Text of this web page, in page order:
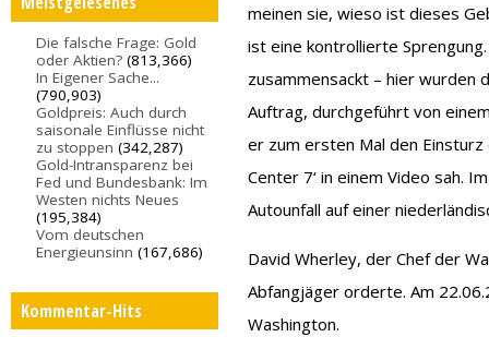
Die falsche Frage: Gold
oder Aktien? (813,366)
In Eigener Sache...
(790,903)
Goldpreis: Auch durch
saisonale Einflüsse nicht
zu stoppen (342,287)
Gold-Intransparenz bei
Fed und Bundesbank: Im
Westen nichts Neues
(195,384)
Vom deutschen
Energieunsinn (167,686)
Kommentar-Hits
meinen sie, wieso ist dieses
ist eine kontrollierte
zusammensackt – hier wurden
Auftrag, durchgeführt von
er zum ersten Mal den
Center 7‘ in einem Video sah.
Autounfall auf einer
David Wherley, der Chef der
Abfangjäger orderte. Am
Washington.